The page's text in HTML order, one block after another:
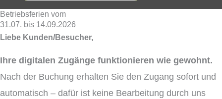
Betriebsferien vom
31.07. bis 14.09.2026
Liebe Kunden/Besucher,
Ihre digitalen Zugänge funktionieren wie gewohnt.
Nach der Buchung erhalten Sie den Zugang sofort und
automatisch – dafür ist keine Bearbeitung durch uns